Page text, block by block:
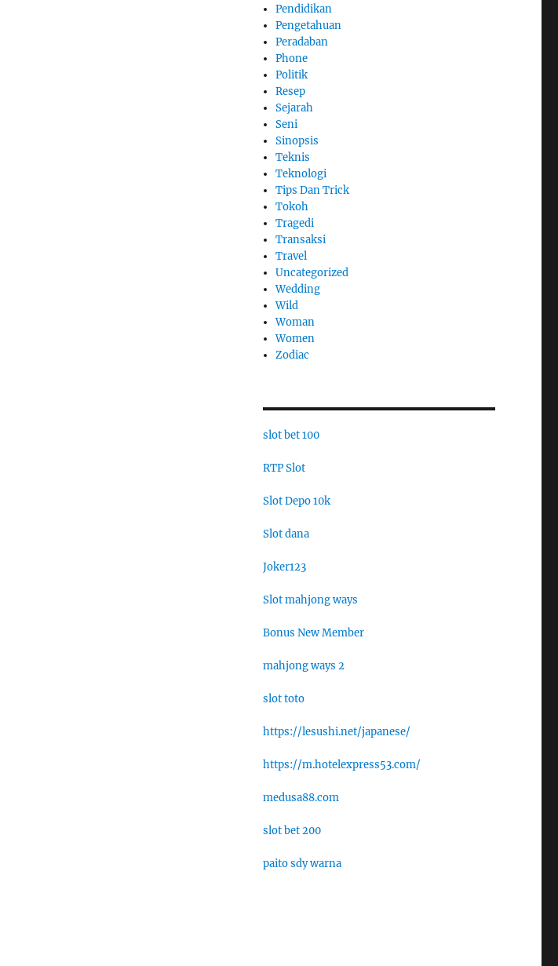
Pendidikan
Pengetahuan
Peradaban
Phone
Politik
Resep
Sejarah
Seni
Sinopsis
Teknis
Teknologi
Tips Dan Trick
Tokoh
Tragedi
Transaksi
Travel
Uncategorized
Wedding
Wild
Woman
Women
Zodiac
slot bet 100
RTP Slot
Slot Depo 10k
Slot dana
Joker123
Slot mahjong ways
Bonus New Member
mahjong ways 2
slot toto
https://lesushi.net/japanese/
https://m.hotelexpress53.com/
medusa88.com
slot bet 200
paito sdy warna